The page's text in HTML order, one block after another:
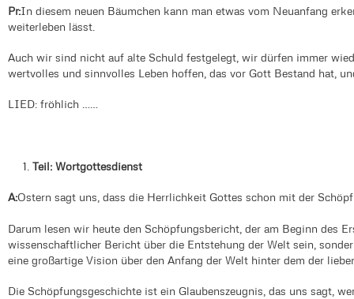
Pr:In diesem neuen Bäumchen kann man etwas vom Neuanfang
weiterleben lässt.
Auch wir sind nicht auf alte Schuld festgelegt, wir dürfen immer
wertvolles und sinnvolles Leben hoffen, das vor Gott Bestand hat,
LIED: fröhlich ……
Teil: Wortgottesdienst
A:Ostern sagt uns, dass die Herrlichkeit Gottes schon mit der
Darum lesen wir heute den Schöpfungsbericht, der am Beginn des
wissenschaftlicher Bericht über die Entstehung der Welt sein,
eine großartige Vision über den Anfang der Welt hinter dem der
Die Schöpfungsgeschichte ist ein Glaubenszeugnis, das uns sagt,